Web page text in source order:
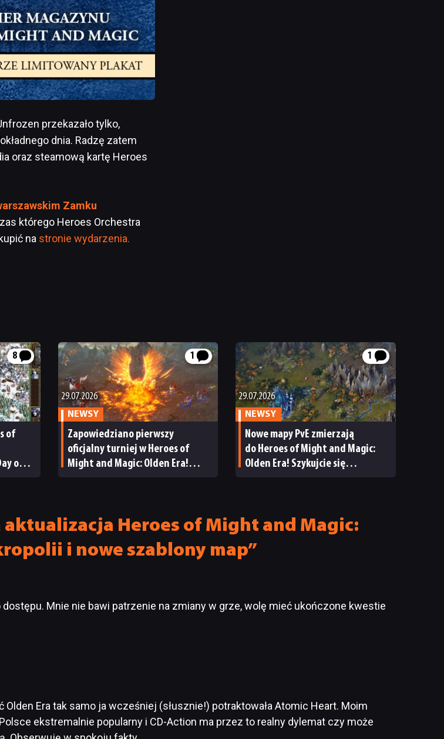
przekazało tylko,
dnia. Radzę zatem
oraz steamową kartę Heroes
Zamku
którego Heroes Orchestra
na stronie wydarzenia.
8
of
of
1
29.07.2026
NEWSY
Zapowiedziano pierwszy
oficjalny turniej w Heroes of
Might and Magic: Olden Era!
1
29.07.2026
NEWSY
Nowe mapy PvE zmierzają
do Heroes of Might and Magic:
Olden Era! Szykujcie się
Heroes of Might and Magic:
i nowe szablony map”
Mnie nie bawi patrzenie na zmiany w grze, wolę mieć ukończone kwestie
Era tak samo ja wcześniej (słusznie!) potraktowała Atomic Heart. Moim
ekstremalnie popularny i CD-Action ma przez to realny dylemat czy może